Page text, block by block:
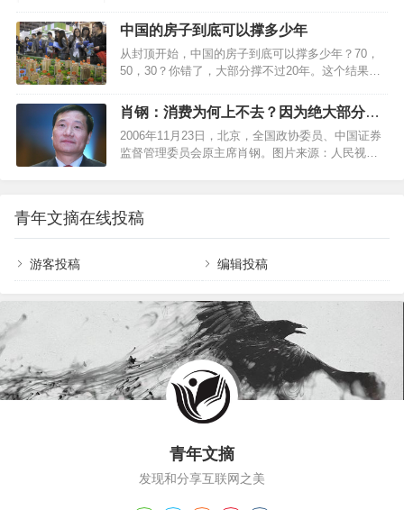
这类武器的声明，是真实的——虽然与此同时，他
也一直在掩盖自己试图在制裁解除之后恢复发展大
的关键在于，萨达姆当时拒绝允许联合国核查…
也可能沦落为傻子。这不是戏弄您，只要你去以下
三种地方，那八成您就会变成个傻子，且还不知
道。——张千帆 01第一集中地：股市股市，本来是
个好东西，在中国，居然成了个骗子集中地。企业
造假包装上市，大庄包装轿子上街，小股民最后抢
着抬轿子，最后，才发现轿子里的金银财宝全不见
来就不符合股市应该具备的正确的基因和体系，到
现在…
中国的房子到底可以撑多少年
从封顶开始，中国的房子到底可以撑多少年？70，
50，30？你错了，大部分撑不过20年。这个结果显
90、00年代的房子已经不可阻挡地走向了衰败。当
然这里的”撑指的不是房子塌了，不能住了，而是居
住体验已经跌破人们的预期。拿北京的老房子举
例，典型有几个特征。1、垃圾处理失控，打扫和清
4、绿化杂草丛生，狗屎成堆，绿化带停满私家车
5、电梯使用寿命达到极限，但还没有有效解决方
案…
肖钢：消费为何上不去？因为绝大部分普
通劳动者收入有限
2006年11月23日，北京，全国政协委员、中国证券
监督管理委员会原主席肖钢。图片来源：人民视觉
15年内将我国中等收入群体规模由当前的4亿扩大到
8亿左右，实现“中等收入群体倍增”。肖钢在代表中
国金融四十人论坛发布《2020·径山报告》时说，“十
四五”时期（2021-2025年），面对国内外更加复杂
的新优势潜力。但要将这一潜…
青年文摘在线投稿
游客投稿 编辑投稿
青年文摘
发现和分享互联网之美